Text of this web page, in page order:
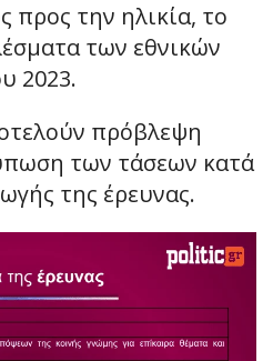
προς την ηλικία, το
των εθνικών
2023.
πρόβλεψη
των τάσεων κατά
της έρευνας.